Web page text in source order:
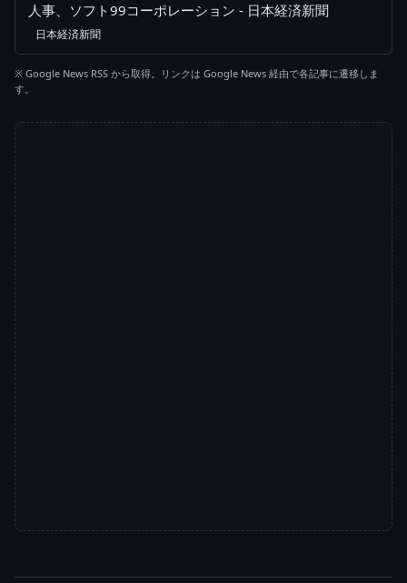
人事、ソフト99コーポレーション - 日本経済新聞
日本経済新聞
※ Google News RSS から取得。リンクは Google News 経由で各記事に遷移しま
す。